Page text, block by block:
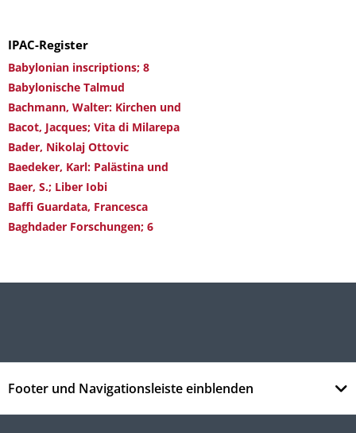
IPAC-Register
Babylonian inscriptions; 8
Babylonische Talmud
Bachmann, Walter: Kirchen und
Bacot, Jacques; Vita di Milarepa
Bader, Nikolaj Ottovic
Baedeker, Karl: Palästina und
Baer, S.; Liber Iobi
Baffi Guardata, Francesca
Baghdader Forschungen; 6
Footer und Navigationsleiste einblenden